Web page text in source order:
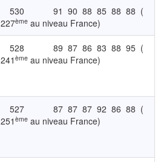
530 91 90 88 85 88 88 (
227èmeau niveau France)
528 89 87 86 83 88 95 (
241 èmeau niveau France)
527 87 87 87 92 86 88 (
251 èmeau niveau France)